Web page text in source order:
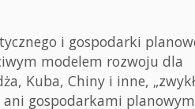
i gospodarki
modelem rozwoju dla
Kuba, Chiny i inne,
gospodarkami